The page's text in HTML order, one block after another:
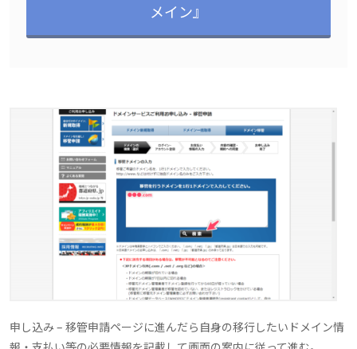
メイン』
申し込み – 移管申請ページに進んだら自身の移行したいドメイン情